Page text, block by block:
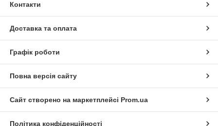
Контакти
Доставка та оплата
Графік роботи
Повна версія сайту
Сайт створено на маркетплейсі Prom.ua
Політика конфіденційності